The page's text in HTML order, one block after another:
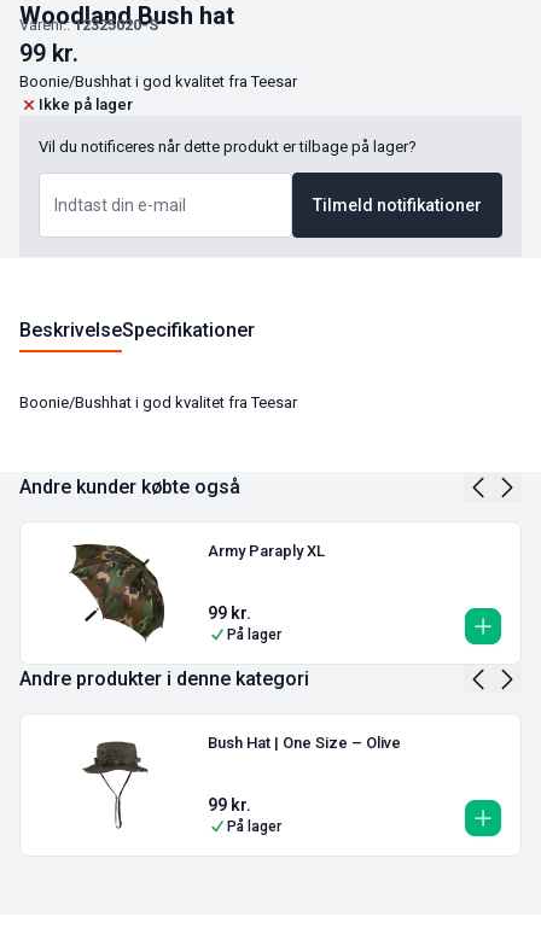
Woodland Bush hat
Varenr.:12325020-S
99 kr.
Boonie/Bushhat i god kvalitet fra Teesar
Ikke på lager
Vil du notificeres når dette produkt er tilbage på lager?
Tilmeld notifikationer
BeskrivelseSpecifikationer
Boonie/Bushhat i god kvalitet fra Teesar
Andre kunder købte også
Army Paraply XL
99 kr.
På lager
Andre produkter i denne kategori
Bush Hat | One Size – Olive
99 kr.
På lager